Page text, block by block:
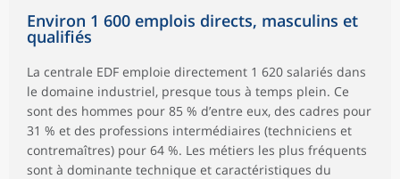
Environ 1 600 emplois directs, masculins et
qualifiés
La centrale EDF emploie directement 1 620 salariés dans
le domaine industriel, presque tous à temps plein. Ce
sont des hommes pour 85 % d’entre eux, des cadres pour
31 % et des professions intermédiaires (techniciens et
contremaîtres) pour 64 %. Les métiers les plus fréquents
sont à dominante technique et caractéristiques du